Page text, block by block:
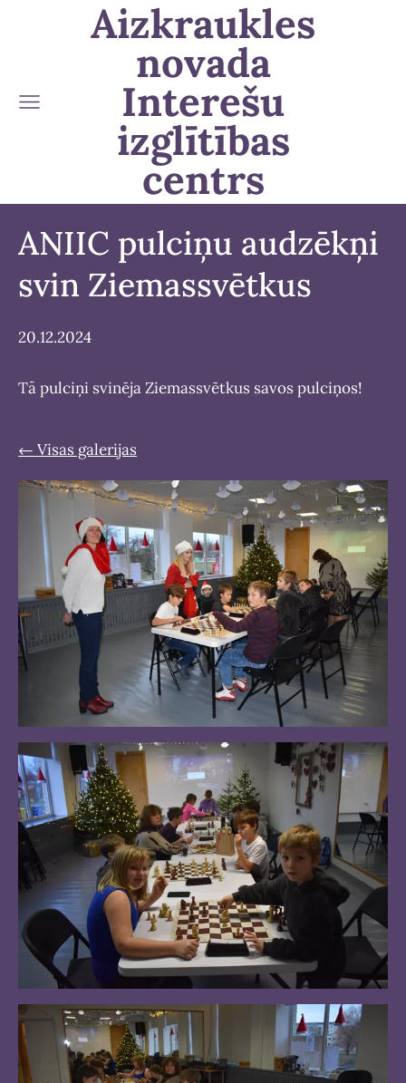
Aizkraukles
novada
Interešu
izglītības
centrs
ANIIC pulciņu audzēkņi
svin Ziemassvētkus
20.12.2024
Tā pulciņi svinēja Ziemassvētkus savos pulciņos!
Visas galerijas